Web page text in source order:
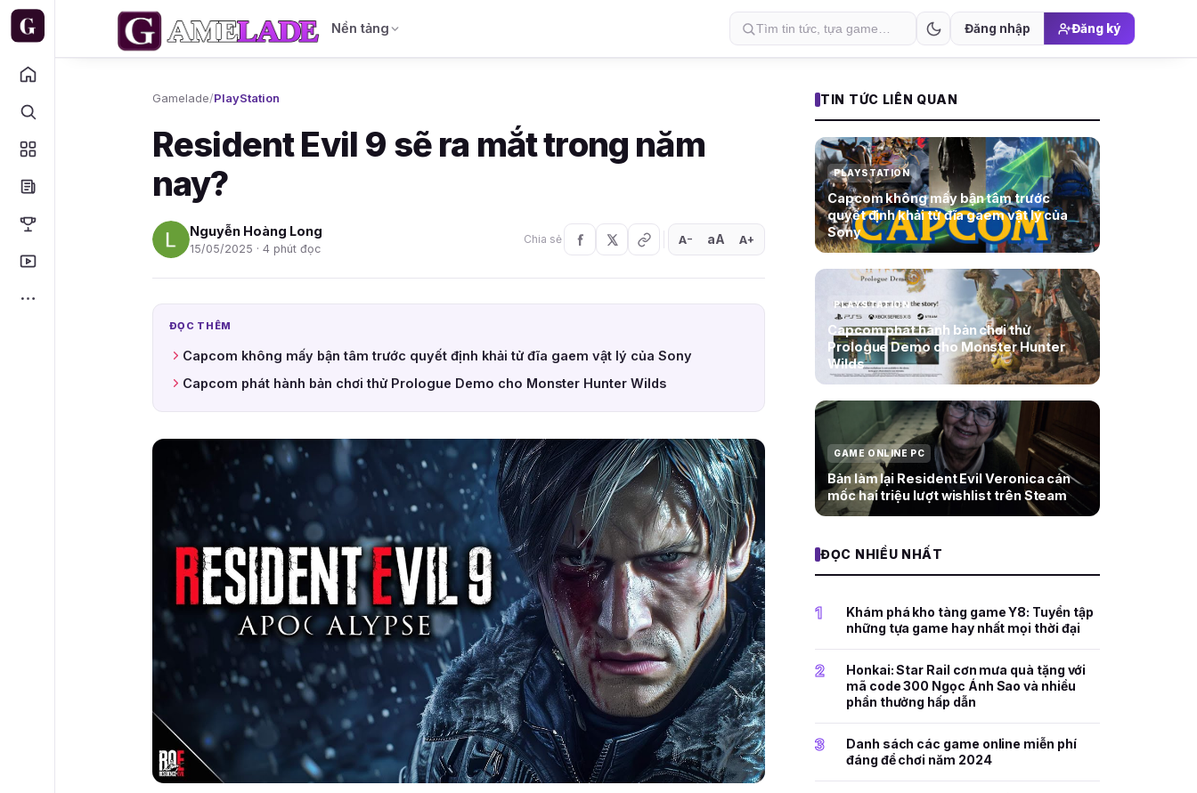
Nền tảng Đăng nhập Đăng ký
Gamelade/PlayStation
Resident Evil 9 sẽ ra mắt trong năm
nay?
Nguyễn Hoàng Long
15/05/2025 · 4 phút đọc
Chia sẻ A− aA A+
ĐỌC THÊM
Capcom không mấy bận tâm trước quyết định khải tử đĩa gaem vật lý của Sony
Capcom phát hành bản chơi thử Prologue Demo cho Monster Hunter Wilds
TIN TỨC LIÊN QUAN
PLAYSTATION
Capcom không mấy bận tâm trước
quyết định khải tử đĩa gaem vật lý của
Sony
PLAYSTATION
Capcom phát hành bản chơi thử
Prologue Demo cho Monster Hunter
Wilds
GAME ONLINE PC
Bản làm lại Resident Evil Veronica cán
mốc hai triệu lượt wishlist trên Steam
ĐỌC NHIỀU NHẤT
1
Khám phá kho tàng game Y8: Tuyển tập
những tựa game hay nhất mọi thời đại
2
Honkai: Star Rail cơn mưa quà tặng với
mã code 300 Ngọc Ánh Sao và nhiều
phần thưởng hấp dẫn
3
Danh sách các game online miễn phí
đáng để chơi năm 2024